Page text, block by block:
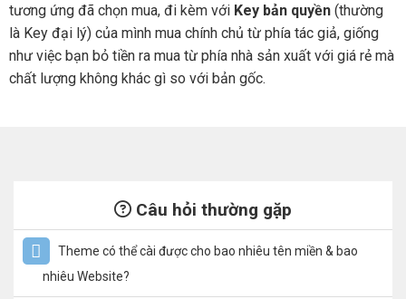
tương ứng đã chọn mua, đi kèm với Key bản quyền (thường
là Key đại lý) của mình mua chính chủ từ phía tác giả, giống
như việc bạn bỏ tiền ra mua từ phía nhà sản xuất với giá rẻ mà
chất lượng không khác gì so với bản gốc.
Câu hỏi thường gặp
Theme có thể cài được cho bao nhiêu tên miền & bao
nhiêu Website?